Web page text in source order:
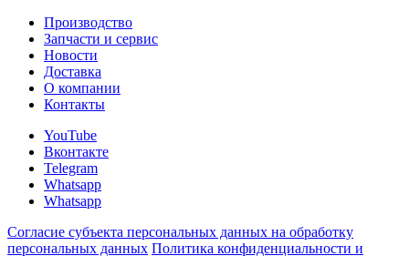
Производство
Запчасти и сервис
Новости
Доставка
О компании
Контакты
YouTube
Вконтакте
Telegram
Whatsapp
Whatsapp
Согласие субъекта персональных данных на обработку
персональных данных Политика конфиденциальности и